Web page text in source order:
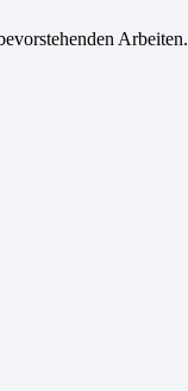
Arbeiten.